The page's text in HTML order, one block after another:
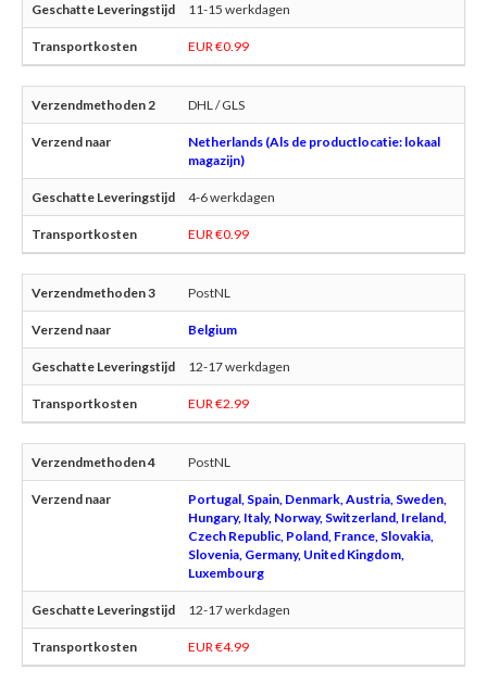
11-15 werkdagen
EUR €0.99
DHL / GLS
Netherlands (Als de productlocatie: lokaal
magazijn)
4-6 werkdagen
EUR €0.99
PostNL
Belgium
12-17 werkdagen
EUR €2.99
PostNL
Portugal, Spain, Denmark, Austria, Sweden,
Hungary, Italy, Norway, Switzerland, Ireland,
Czech Republic, Poland, France, Slovakia,
Slovenia, Germany, United Kingdom,
Luxembourg
12-17 werkdagen
EUR €4.99